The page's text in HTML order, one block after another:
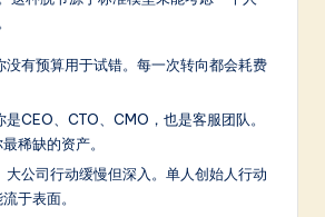
没有预算用于试错。每一次转向都会耗费
是CEO、CTO、CMO，也是客服团队。
稀缺的资产。
大公司行动缓慢但深入。单人创始人行动
于表面。